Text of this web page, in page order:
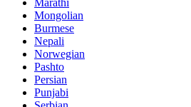
Mongolian
Burmese
Nepali
Norwegian
Pashto
Persian
Punjabi